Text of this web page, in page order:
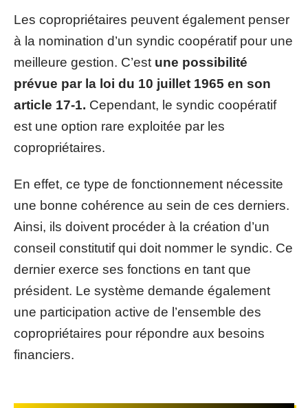
Les copropriétaires peuvent également penser
à la nomination d’un syndic coopératif pour une
meilleure gestion. C’est une possibilité
prévue par la loi du 10 juillet 1965 en son
article 17-1. Cependant, le syndic coopératif
est une option rare exploitée par les
copropriétaires.
En effet, ce type de fonctionnement nécessite
une bonne cohérence au sein de ces derniers.
Ainsi, ils doivent procéder à la création d’un
conseil constitutif qui doit nommer le syndic. Ce
dernier exerce ses fonctions en tant que
président. Le système demande également
une participation active de l’ensemble des
copropriétaires pour répondre aux besoins
financiers.